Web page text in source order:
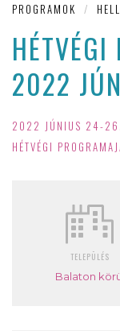
PROGRAMOK /
2022
2022 JÚNIUS 24-26.
HÉTVÉGI
TELEPÜLÉS
Balaton